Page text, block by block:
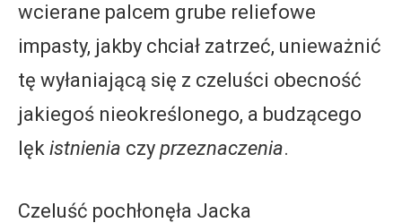
wcierane palcem grube reliefowe
impasty, jakby chciał zatrzeć, unieważnić
tę wyłaniającą się z czeluści obecność
jakiegoś nieokreślonego, a budzącego
lęk istnienia czy przeznaczenia.
Czeluść pochłonęła Jacka